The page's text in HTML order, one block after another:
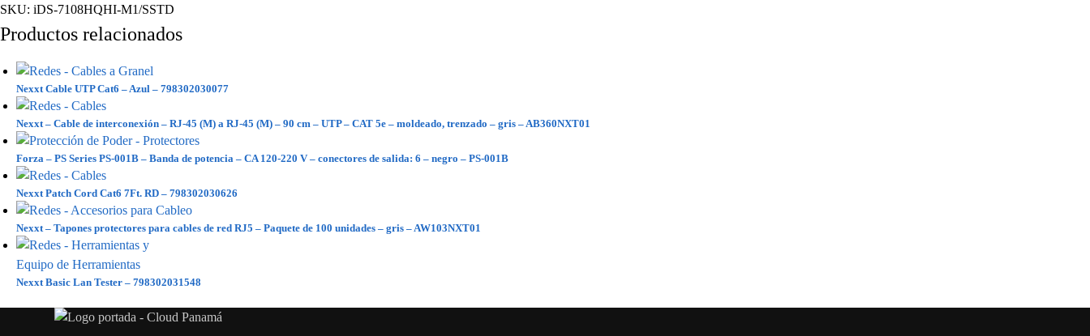
SKU: iDS-7108HQHI-M1/SSTD
Productos relacionados
Nexxt Cable UTP Cat6 – Azul – 798302030077
Nexxt – Cable de interconexión – RJ-45 (M) a RJ-45 (M) – 90 cm – UTP – CAT 5e – moldeado, trenzado – gris – AB360NXT01
Forza – PS Series PS-001B – Banda de potencia – CA 120-220 V – conectores de salida: 6 – negro – PS-001B
Nexxt Patch Cord Cat6 7Ft. RD – 798302030626
Nexxt – Tapones protectores para cables de red RJ5 – Paquete de 100 unidades – gris – AW103NXT01
Nexxt Basic Lan Tester – 798302031548